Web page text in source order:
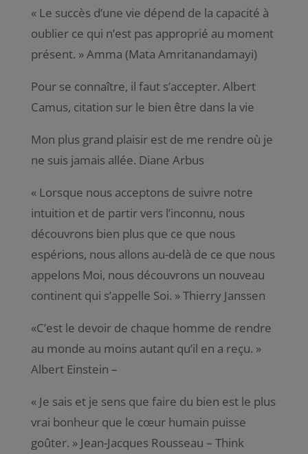
« Le succès d’une vie dépend de la capacité à
oublier ce qui n’est pas approprié au moment
présent. » Amma (Mata Amritanandamayi)
Pour se connaître, il faut s’accepter. Albert
Camus, citation sur le bien être dans la vie
Mon plus grand plaisir est de me rendre où je
ne suis jamais allée. Diane Arbus
« Lorsque nous acceptons de suivre notre
intuition et de partir vers l’inconnu, nous
découvrons bien plus que ce que nous
espérions, nous allons au-delà de ce que nous
appelons Moi, nous découvrons un nouveau
continent qui s’appelle Soi. » Thierry Janssen
«C’est le devoir de chaque homme de rendre
au monde au moins autant qu’il en a reçu. »
Albert Einstein –
« Je sais et je sens que faire du bien est le plus
vrai bonheur que le cœur humain puisse
goûter. » Jean-Jacques Rousseau – Think